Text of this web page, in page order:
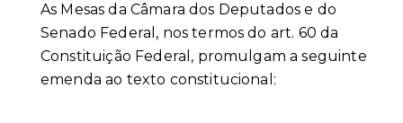
As Mesas da Câmara dos Deputados e do
Senado Federal, nos termos do art. 60 da
Constituição Federal, promulgam a seguinte
emenda ao texto constitucional: